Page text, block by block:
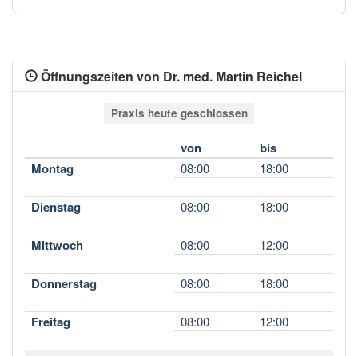
Öffnungszeiten von Dr. med. Martin Reichel
Praxis heute geschlossen
von
bis
Montag
08:00 18:00
Dienstag 08:00 18:00
Mittwoch 08:00 12:00
Donnerstag 08:00 18:00
Freitag 08:00 12:00